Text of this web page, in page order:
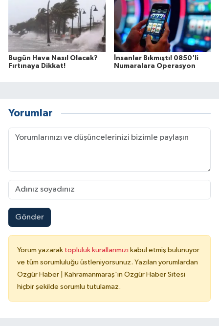
Bugün Hava Nasıl Olacak?
Fırtınaya Dikkat!
İnsanlar Bıkmıştı! 0850'li
Numaralara Operasyon
Yorumlar
Gönder
Yorum yazarak topluluk kurallarımızı kabul etmiş bulunuyor
ve tüm sorumluluğu üstleniyorsunuz. Yazılan yorumlardan
Özgür Haber | Kahramanmaraş'ın Özgür Haber Sitesi
hiçbir şekilde sorumlu tutulamaz.